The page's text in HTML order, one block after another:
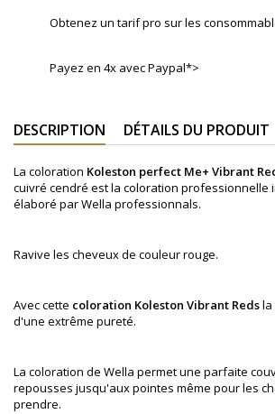
Obtenez un tarif pro sur les
Payez en 4x avec Paypal*>
DESCRIPTION DÉTAILS DU PRODUIT
La coloration Koleston perfect Me+ Vibrant
cuivré cendré est la coloration professionnelle
élaboré par Wella professionnals.
Ravive les cheveux de couleur rouge.
Avec cette coloration Koleston Vibrant Redsla
d'une extrême pureté.
La coloration de Wella permet une parfaite
repousses jusqu'aux pointes même pour les
prendre.